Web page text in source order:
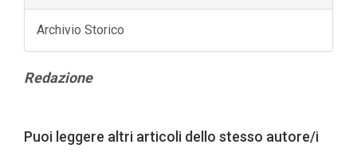
Archivio Storico
Contenuto
Redazione
dell'articolo
Puoi leggere altri articoli dello stesso autore/i